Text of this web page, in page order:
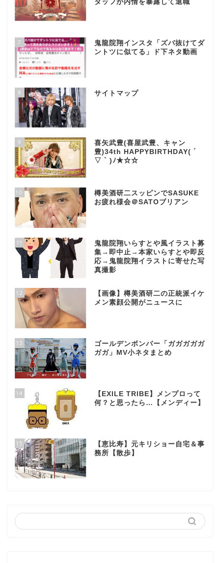
タッフが内情を暴露して退職
7
鬼龍院翔インスタ「ズバ抜けてダ
ントツに似てる」ド下ネタ動画
8 サイトマップ
9
喜矢武豊(喜屋武豊、キャン
豊)34th HAPPYBIRTHDAY( ´
▽ ` )ﾉ★☆☆
10
樽美酒研二スッピンでSASUKE
お疲れ様会＠SATOブリアン
11
鬼龍院翔いらすとや風イラスト募
集→即中止→本家いらすとや即反
応→鬼龍院翔イラストに寄せた写
真撮影
12
【画像】樽美酒研二の正統派イケ
メン素顔公開がニュースに
13
ゴールデンボンバー「ガガガガガ
ガガ」MV小ネタまとめ
14
【EXILE TRIBE】メンプロって
何？と思ったら…【メンディー】
15
【恵比寿】元キリショー自宅＆事
務所【散歩】